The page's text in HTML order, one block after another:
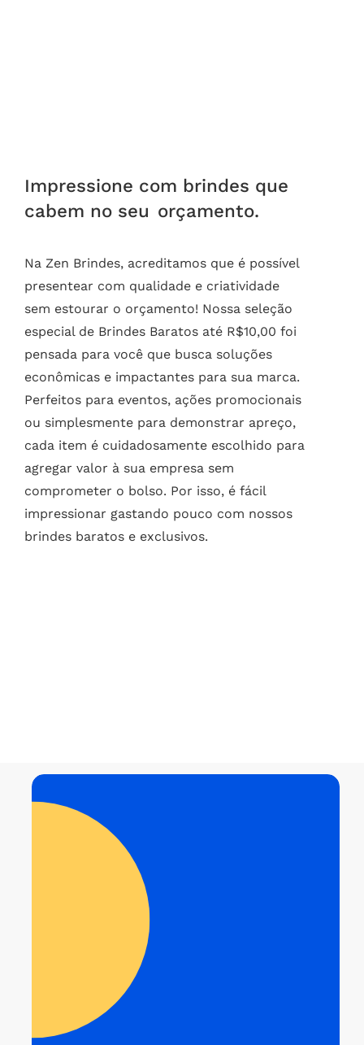
Impressione com brindes que
cabem no seu orçamento.
Na Zen Brindes, acreditamos que é possível
presentear com qualidade e criatividade
sem estourar o orçamento! Nossa seleção
especial de Brindes Baratos até R$10,00 foi
pensada para você que busca soluções
econômicas e impactantes para sua marca.
Perfeitos para eventos, ações promocionais
ou simplesmente para demonstrar apreço,
cada item é cuidadosamente escolhido para
agregar valor à sua empresa sem
comprometer o bolso. Por isso, é fácil
impressionar gastando pouco com nossos
brindes baratos e exclusivos.